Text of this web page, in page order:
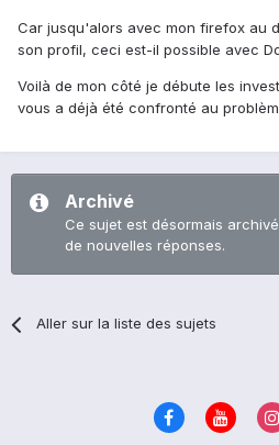
Car jusqu'alors avec mon firefox au
son profil, ceci est-il possible avec
Voilà de mon côté je débute les
vous a déjà été confronté au
Archivé
Ce sujet est désormais
de nouvelles réponses.
Aller sur la liste des sujets